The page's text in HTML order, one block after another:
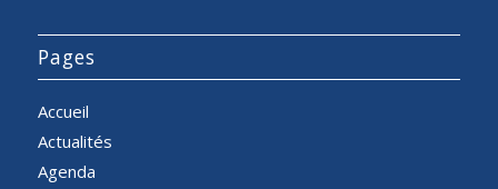
Pages
Accueil
Actualités
Agenda